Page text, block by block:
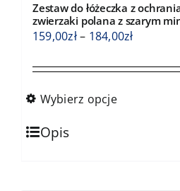
można
wybrać
stronie
produktu
Zestaw do łóżeczka z
zwierzaki polana z szarym
159,00zł– 184,00złZakres
od
Wybierz opcje
Ten
produkt
Opis